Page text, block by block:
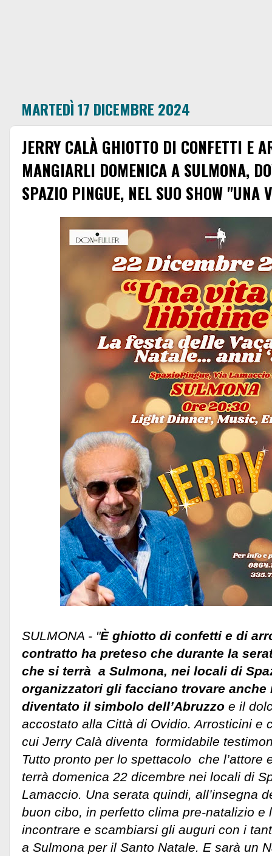
MARTEDÌ 17 DICEMBRE 2024
JERRY CALÀ GHIOTTO DI CONFETTI E
MANGIARLI DOMENICA A SULMONA,
SPAZIO PINGUE, NEL SUO SHOW
SULMONA - "È ghiotto di confetti e di
contratto ha preteso che durante la
che si terrà a Sulmona, nei locali di
organizzatori gli facciano trovare anche
diventato il simbolo dell’Abruzzo e il
accostato alla Città di Ovidio. Arrosticini e
cui Jerry Calà diventa formidabile
Tutto pronto per lo spettacolo che l’attore
terrà domenica 22 dicembre nei locali di
Lamaccio. Una serata quindi, all’insegna
buon cibo, in perfetto clima pre-natalizio e
incontrare e scambiarsi gli auguri con i
a Sulmona per il Santo Natale. E sarà un